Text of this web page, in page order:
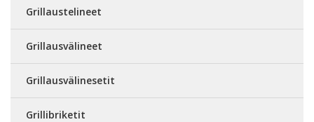
Grillaustelineet
Grillausvälineet
Grillausvälinesetit
Grillibriketit